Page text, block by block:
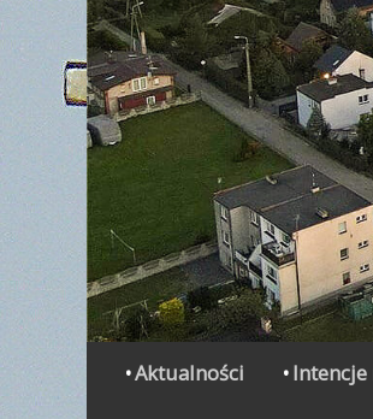
Secondary
Aktualności Intencje